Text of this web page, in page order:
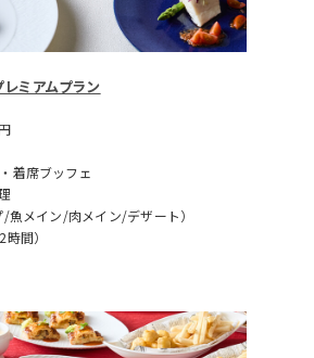
ミアムプラン
着席ブッフェ
/魚メイン/肉メイン/デザート）
間）